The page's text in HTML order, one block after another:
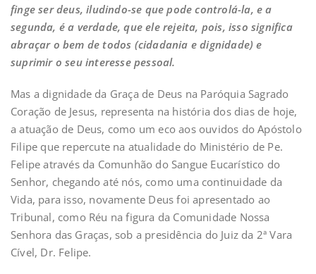
finge ser deus, iludindo-se que pode controlá-la, e a
segunda, é a verdade, que ele rejeita, pois, isso significa
abraçar o bem de todos (cidadania e dignidade) e
suprimir o seu interesse pessoal.
Mas a dignidade da Graça de Deus na Paróquia Sagrado
Coração de Jesus, representa na história dos dias de hoje,
a atuação de Deus, como um eco aos ouvidos do Apóstolo
Filipe que repercute na atualidade do Ministério de Pe.
Felipe através da Comunhão do Sangue Eucarístico do
Senhor, chegando até nós, como uma continuidade da
Vida, para isso, novamente Deus foi apresentado ao
Tribunal, como Réu na figura da Comunidade Nossa
Senhora das Graças, sob a presidência do Juiz da 2ª Vara
Cível, Dr. Felipe.